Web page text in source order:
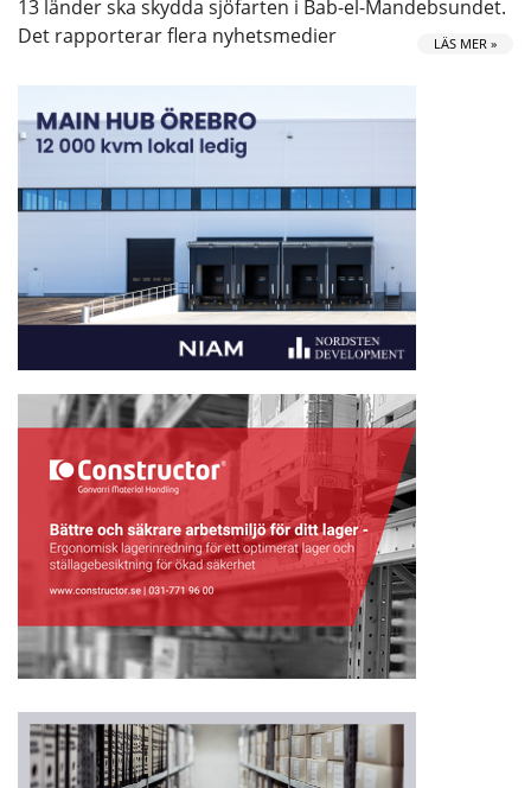
13 länder ska skydda sjöfarten i Bab-el-Mandebsundet.
Det rapporterar flera nyhetsmedier
LÄS MER »